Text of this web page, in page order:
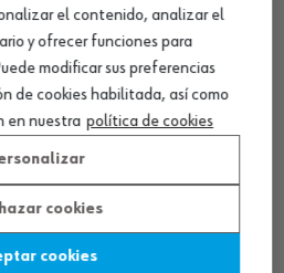
el contenido, analizar el
y ofrecer funciones para
modificar sus preferencias
de cookies habilitada, así como
en nuestra política de cookies
cookies
cookies